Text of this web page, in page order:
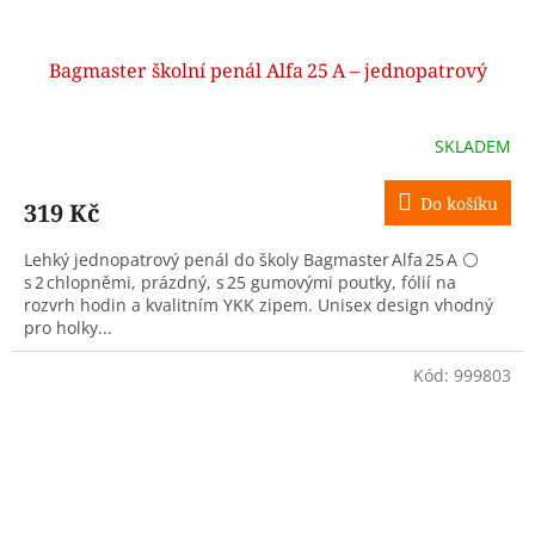
Bagmaster školní penál Alfa 25 A – jednopatrový
SKLADEM
319 Kč Do košíku
Lehký jednopatrový penál do školy Bagmaster Alfa 25 A ⚪
s 2 chlopněmi, prázdný, s 25 gumovými poutky, fólií na
rozvrh hodin a kvalitním YKK zipem. Unisex design vhodný
pro holky...
Kód: 999803